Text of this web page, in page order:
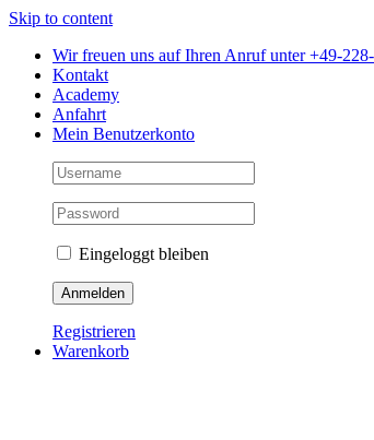
Skip to content
Wir freuen uns auf Ihren Anruf unter +49-
Kontakt
Academy
Anfahrt
Mein Benutzerkonto
Eingeloggt bleiben
Registrieren
Warenkorb